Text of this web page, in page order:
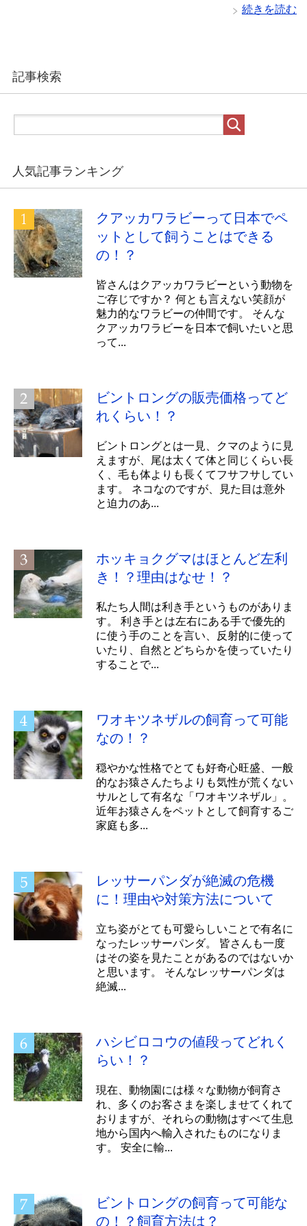
続きを読む
記事検索
人気記事ランキング
クアッカワラビーって日本でペ
ットとして飼うことはできる
の！？
皆さんはクアッカワラビーという動物を
ご存じですか？ 何とも言えない笑顔が
魅力的なワラビーの仲間です。 そんな
クアッカワラビーを日本で飼いたいと思
って...
ビントロングの販売価格ってど
れくらい！？
ビントロングとは一見、クマのように見
えますが、尾は太くて体と同じくらい長
く、毛も体よりも長くてフサフサしてい
ます。 ネコなのですが、見た目は意外
と迫力のあ...
ホッキョクグマはほとんど左利
き！？理由はなせ！？
私たち人間は利き手というものがありま
す。 利き手とは左右にある手で優先的
に使う手のことを言い、反射的に使って
いたり、自然とどちらかを使っていたり
することで...
ワオキツネザルの飼育って可能
なの！？
穏やかな性格でとても好奇心旺盛、一般
的なお猿さんたちよりも気性が荒くない
サルとして有名な「ワオキツネザル」。
近年お猿さんをペットとして飼育するご
家庭も多...
レッサーパンダが絶滅の危機
に！理由や対策方法について
立ち姿がとても可愛らしいことで有名に
なったレッサーパンダ。 皆さんも一度
はその姿を見たことがあるのではないか
と思います。 そんなレッサーパンダは
絶滅...
ハシビロコウの値段ってどれく
らい！？
現在、動物園には様々な動物が飼育さ
れ、多くのお客さまを楽しませてくれて
おりますが、それらの動物はすべて生息
地から国内へ輸入されたものになりま
す。 安全に輸...
ビントロングの飼育って可能な
の！？飼育方法は？